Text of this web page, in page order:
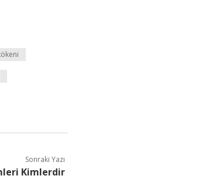
Sonraki Yazı
Kimlerdir